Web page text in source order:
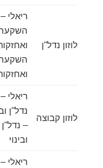
לוזון נדל"ן
ריאלי –
השקעה
ואחזקות –
השקעה
ואחזקות
לוזון קבוצה
ריאלי –
נדל"ן ובינוי
– נדל"ן
ובינוי
ריאלי –